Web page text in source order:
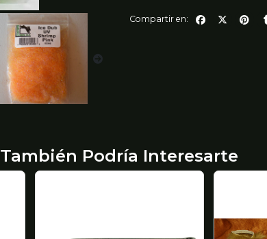
Compartir en:
También Podría Interesarte